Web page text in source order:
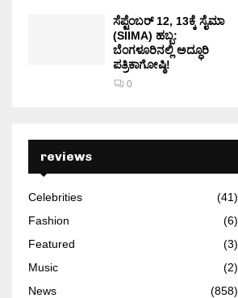
ಸೆಪ್ಟೆಂಬರ್ 12, 13ಕ್ಕೆ ಸೈಮಾ
(SIIMA) ಹಬ್ಬ:
ಬೆಂಗಳೂರಿನಲ್ಲಿ ಅದ್ಧೂರಿ
ಪತ್ರಿಕಾಗೋಷ್ಠಿ!
0
reviews
Celebrities
(41)
Fashion
(6)
Featured
(3)
Music
(2)
News
(858)